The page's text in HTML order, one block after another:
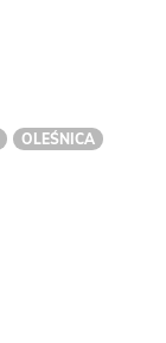
OLEŚNICA